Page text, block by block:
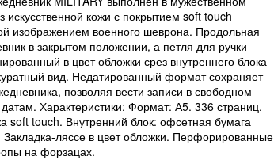
кожи с покрытием soft touch
изображением военного шеврона. Продольная
в закрытом положении, а петля для ручки
в цвет обложки срез внутреннего блока
вид. Недатированный формат сохраняет
позволяя вести записи в свободном
Характеристики: Формат: А5. 336 страниц.
soft touch. Внутренний блок: офсетная бумага
Закладка-ляссе в цвет обложки. Перфорированные
на форзацах.